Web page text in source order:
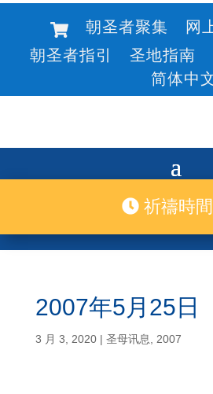
朝圣者聚集 网
朝圣者指引
圣地指南
简体中
祈禱時
2007年5月25日
3 月 3, 2020| 圣母讯息 2007